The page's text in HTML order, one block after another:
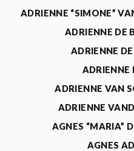
ADRIENNE “SIMONE”
ADRIENNE DE
ADRIENNE
ADRIENNE
ADRIENNE VAN
ADRIENNE
AGNES “MARIA”
AGNES